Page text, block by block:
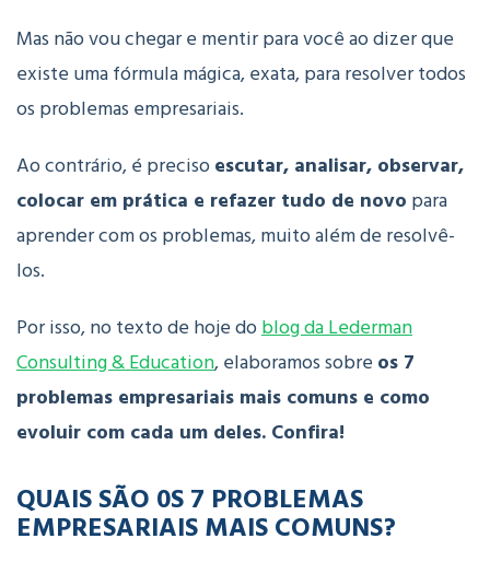
Mas não vou chegar e mentir para você ao dizer que
existe uma fórmula mágica, exata, para resolver todos
os problemas empresariais.
Ao contrário, é precisoescutar, analisar, observar,
colocar em prática e refazer tudo de novo para
aprender com os problemas, muito além de resolvê-
los.
Por isso, no texto de hoje doblog da Lederman
Consulting & Education, elaboramos sobre os 7
problemas empresariais mais comuns e como
evoluir com cada um deles. Confira!
QUAIS SÃO 0S 7 PROBLEMAS
EMPRESARIAIS MAIS COMUNS?